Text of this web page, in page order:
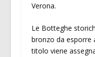
Verona.
Le Botteghe
bronzo da esporre
titolo viene